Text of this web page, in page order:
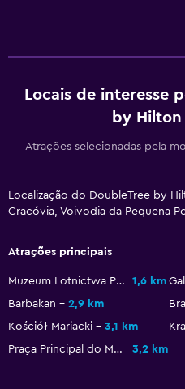
Secador de cabelo
Roupão de banho
Geral
Quartos familiares
Armazém disponível
Locais de interesse
by
Atrações selecionadas pela
Localização do DoubleTree by
Cracóvia, Voivodia da Pequena
Atrações principais
Muzeum Lotnictwa Polskiego 1,6 km
Barbakan
2,9 km
Kościół Mariacki
3,1 km
Praça Principal do Mercado
3,2 km